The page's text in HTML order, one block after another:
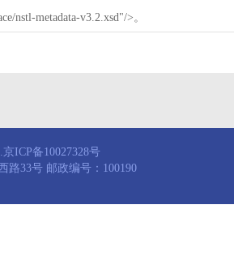
nstl-metadata-v3.2.xsd"/>。
ICP备10027328号
路33号 邮政编号：100190